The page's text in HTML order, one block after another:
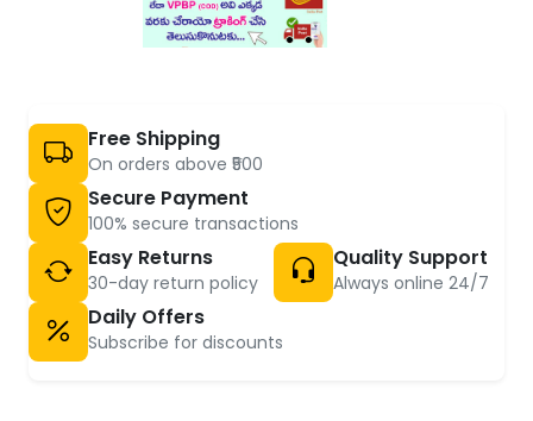
Free Shipping
On orders above ₹500
Secure Payment
100% secure transactions
Easy Returns
30-day return policy
Quality Support
Always online 24/7
Daily Offers
Subscribe for discounts